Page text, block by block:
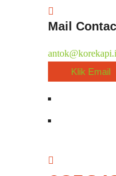
Mail
Klik Email